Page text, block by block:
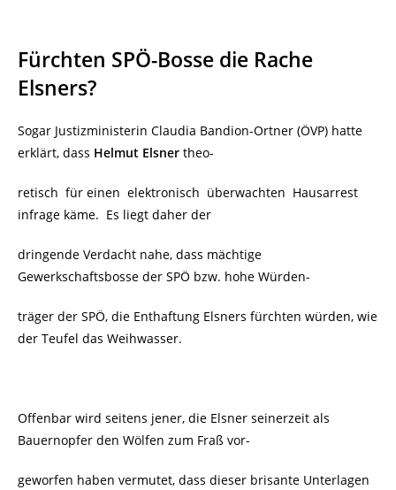
Fürchten SPÖ-Bosse die Rache
Elsners?
Sogar Justizministerin Claudia Bandion-Ortner (ÖVP) hatte
erklärt, dass Helmut Elsner theo-
retisch für einen elektronisch überwachten Hausarrest
infrage käme. Es liegt daher der
dringende Verdacht nahe, dass mächtige
Gewerkschaftsbosse der SPÖ bzw. hohe Würden-
träger der SPÖ, die Enthaftung Elsners fürchten würden, wie
der Teufel das Weihwasser.
Offenbar wird seitens jener, die Elsner seinerzeit als
Bauernopfer den Wölfen zum Fraß vor-
geworfen haben vermutet, dass dieser brisante Unterlagen